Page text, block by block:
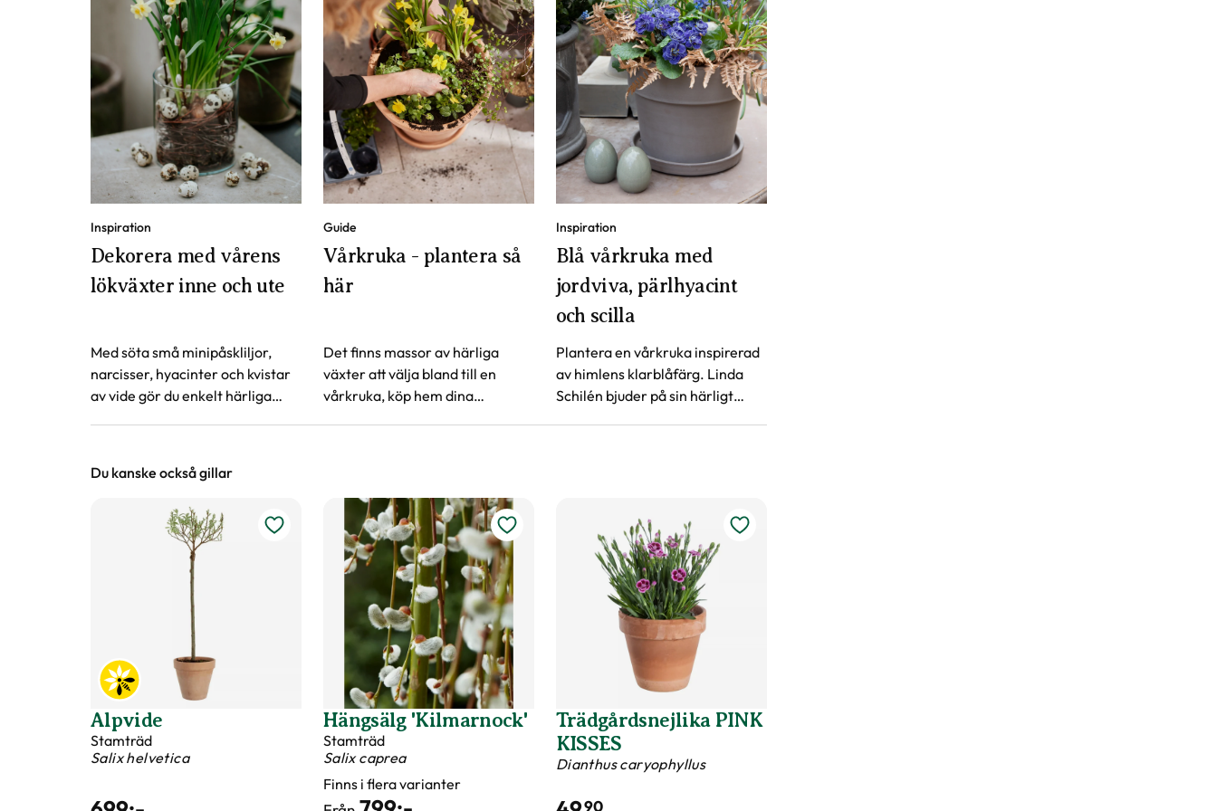
Inspiration
Dekorera med vårens
lökväxter inne och ute
Med söta små minipåskliljor,
narcisser, hyacinter och kvistar
av vide gör du enkelt härliga
Guide
Vårkruka - plantera så
här
Det finns massor av härliga
växter att välja bland till en
vårkruka, köp hem dina
Inspiration
Blå vårkruka med
jordviva, pärlhyacint
och scilla
Plantera en vårkruka inspirerad
av himlens klarblåfärg. Linda
Schilén bjuder på sin härligt
Du kanske också gillar
Alpvide
Stamträd
Salix helvetica
Hängsälg 'Kilmarnock'
Stamträd
Salix caprea
Finns i flera varianter
Trädgårdsnejlika PINK
KISSES
Dianthus caryophyllus
90